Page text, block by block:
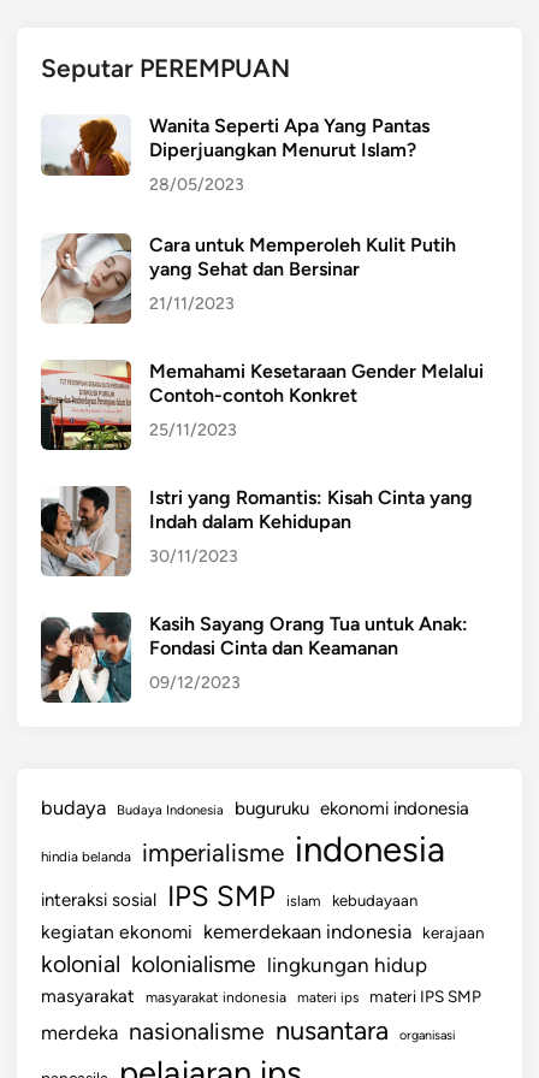
K
m
b
a
i
k
e
a
r
a
d
i
i
d
a
e
t
e
r
h
u
b
u
Seputar PEREMPUAN
Wanita Seperti Apa Yang Pantas
Diperjuangkan Menurut Islam?
28/05/2023
Cara untuk Memperoleh Kulit Putih
yang Sehat dan Bersinar
21/11/2023
Memahami Kesetaraan Gender Melalui
Contoh-contoh Konkret
25/11/2023
Istri yang Romantis: Kisah Cinta yang
Indah dalam Kehidupan
30/11/2023
Kasih Sayang Orang Tua untuk Anak:
Fondasi Cinta dan Keamanan
09/12/2023
budaya Budaya Indonesia buguruku ekonomi indonesia
hindia belanda imperialisme indonesia
interaksi sosial IPS SMP islam kebudayaan
kegiatan ekonomi kemerdekaan indonesia kerajaan
kolonial kolonialisme lingkungan hidup
masyarakat masyarakat indonesia materi ips materi IPS SMP
merdeka nasionalisme nusantara organisasi